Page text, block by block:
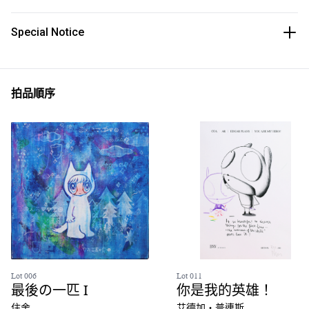
Special Notice
拍品順序
Lot 006
最後の一匹 I
Lot 011
你是我的英雄！